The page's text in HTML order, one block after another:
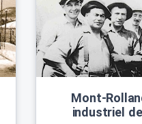
industriel